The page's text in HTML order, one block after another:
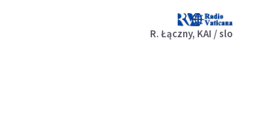
R. Łączny, KAI / slo